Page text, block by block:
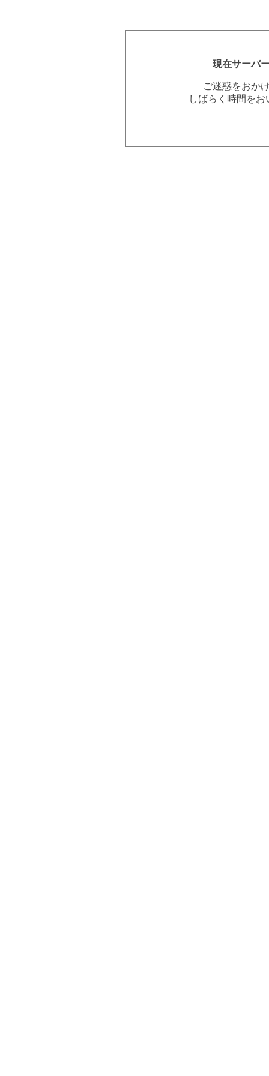
現在サーバ
ご迷惑をおか
しばらく時間を